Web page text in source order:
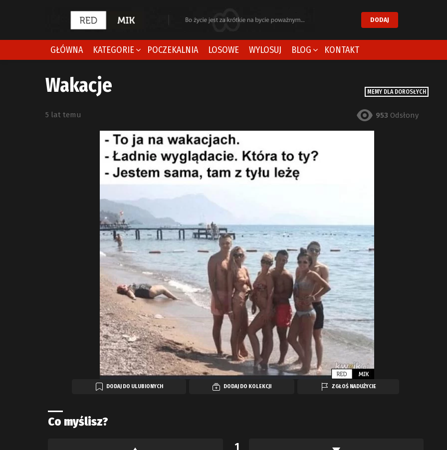
DODAJ
GŁÓWNA KATEGORIE POCZEKALNIA LOSOWE WYLOSUJ BLOG KONTAKT
MEMY DLA DOROSŁYCH
Wakacje
5 lat temu 953 Odsłony
DODAJ DO ULUBIONYCH DODAJ DO KOLEKCJI ZGŁOŚ NADUŻYCIE
Co myślisz?
1